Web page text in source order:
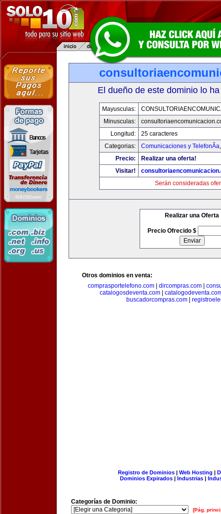
El dueño de este dominio lo
Mayusculas:
Minusculas:
Longitud:
25 caracteres
Categorias:
Comunicaciones y TelefonÃ­a
Precio:
Realizar una oferta!
Visitar!
Serán consideradas
Realizar una Oferta
Precio Ofrecido $
Otros dominios en venta:
comprasportelefono.com
dircompras.com
catalogosdeventa.com
buscadorcompras.com
Registro de Dominios| Web Hosting |
Dominios Expirados | Industrias |
Categorías de Dominio:
[Pág.